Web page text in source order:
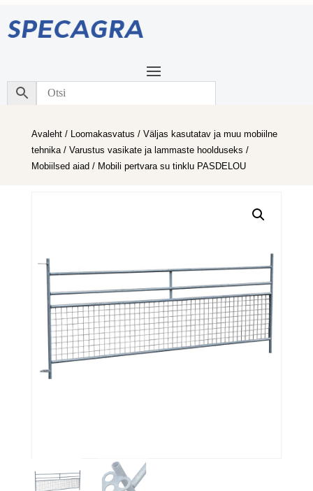
Avaleht/ Loomakasvatus / Väljas kasutatav ja muu mobiilne
tehnika/ Varustus vasikate ja lammaste hoolduseks /
Mobiilsed aiad / Mobili pertvara su tinklu PASDELOU